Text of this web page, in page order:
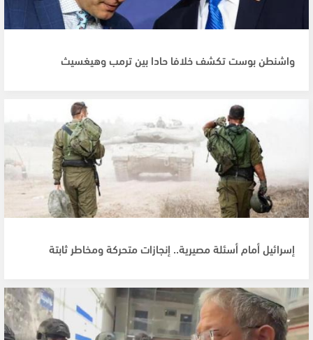
واشنطن بوست تكشف خلافا حادا بين ترمب وهيغسيث
إسرائيل أمام أسئلة مصيرية.. إنجازات متحركة ومخاطر ثابتة